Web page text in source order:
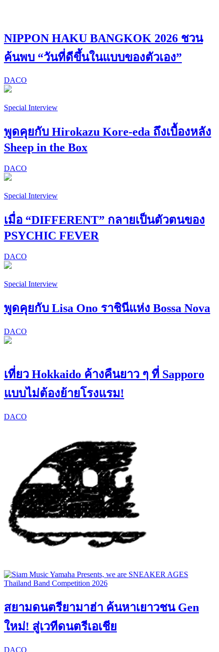
NIPPON HAKU BANGKOK 2026 ชวน
ค้นพบ “วันที่ดีขึ้นในแบบของตัวเอง”
DACO
Special Interview
พูดคุยกับ Hirokazu Kore-eda ถึงเบื้องหลัง
Sheep in the Box
DACO
Special Interview
เมื่อ “DIFFERENT” กลายเป็นตัวตนของ
PSYCHIC FEVER
DACO
Special Interview
พูดคุยกับ Lisa Ono ราชินีแห่ง Bossa Nova
DACO
เที่ยว Hokkaido ค้างคืนยาว ๆ ที่ Sapporo
แบบไม่ต้องย้ายโรงแรม!
DACO
สยามดนตรียามาฮ่า ค้นหาเยาวชน Gen
ใหม่! สู่เวทีดนตรีเอเชีย
DACO